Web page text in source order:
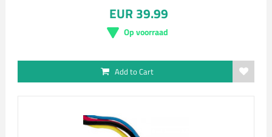
EUR 39.99
Op voorraad
Add to Cart